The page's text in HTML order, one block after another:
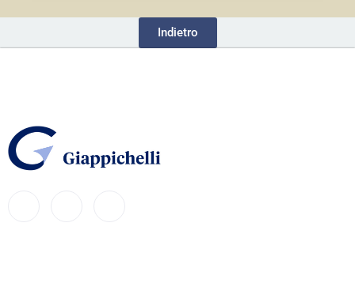
Indietro